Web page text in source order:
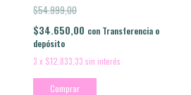
$54.999,00
$34.650,00 con Transferencia o
depósito
3 x $12.833,33 sin interés
Comprar